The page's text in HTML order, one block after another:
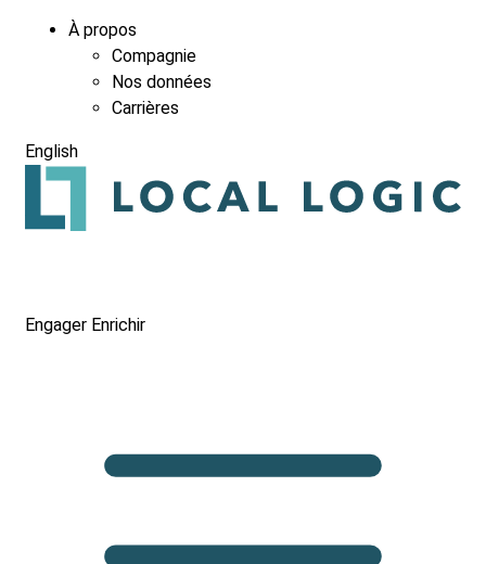
À propos
Compagnie
Nos données
Carrières
English
Engager Enrichir